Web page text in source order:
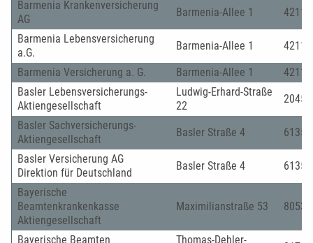
Barmenia Krankenversicherung
AG
Barmenia-Allee 1
42119
Barmenia Lebensversicherung
a.G.
Barmenia-Allee 1
42119
Barmenia Versicherung a. G.
Barmenia-Allee 1
42119
Basler Lebensversicherungs-
Aktiengesellschaft
Ludwig-Erhard-Straße
22
20459
Basler Sachversicherungs-
Aktiengesellschaft
Basler Straße 4
61352
Basler Versicherung AG
Direktion für Deutschland
Basler Straße 4
61352
Bayerische
Beamtenkrankenkasse
Aktiengesellschaft
Maximilianstraße 53 80538
Bayerische Beamten Thomas-Dehler-